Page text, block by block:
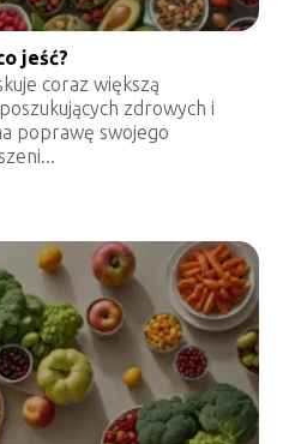
jeść?
coraz większą
zdrowych i
poprawę swojego